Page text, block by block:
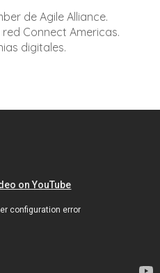
de Agile Alliance.
Connect Americas.
digitales.